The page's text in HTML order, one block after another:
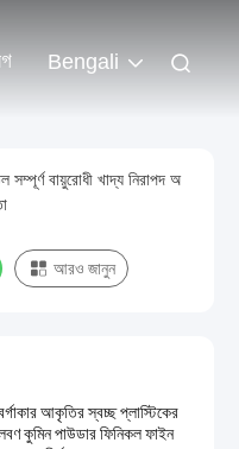
Bengali
বায়ুরোধী খাদ্য নিরাপদ অ
আরও জানুন
আকৃতির স্বচ্ছ প্লাস্টিকের
কুমিন পাউডার ফিনিকল ফাইন